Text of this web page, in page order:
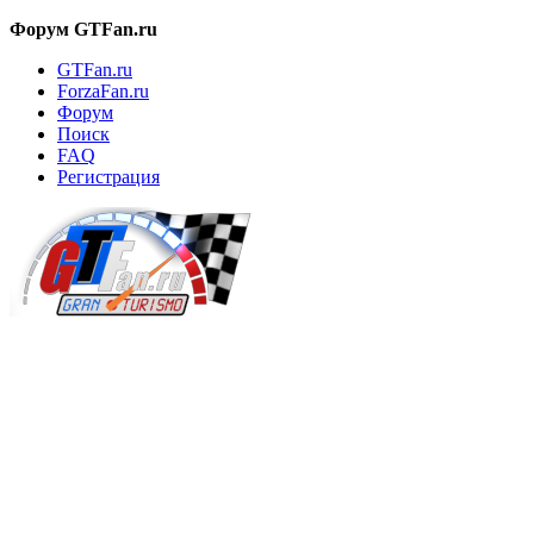
Форум GTFan.ru
GTFan.ru
ForzaFan.ru
Форум
Поиск
FAQ
Регистрация